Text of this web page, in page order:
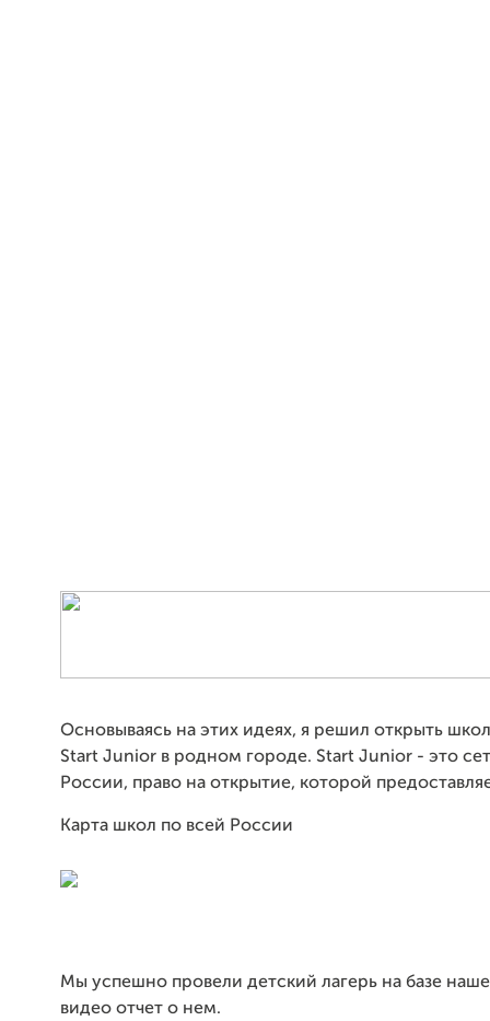
Основываясь на этих идеях, я решил открыть
Start Junior в родном городе. Start Junior - это
России, право на открытие, которой
Карта школ по всей России
Мы успешно провели детский лагерь на базе
видео отчет о нем.